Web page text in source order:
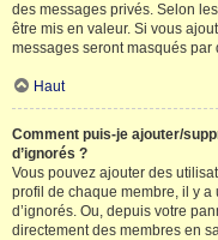
des messages privés. Selon
être mis en valeur. Si vous
messages seront masqués par
Haut
Comment puis-je ajouter/
d’ignorés ?
Vous pouvez ajouter des
profil de chaque membre, il y a
d’ignorés. Ou, depuis votre
directement des membres en